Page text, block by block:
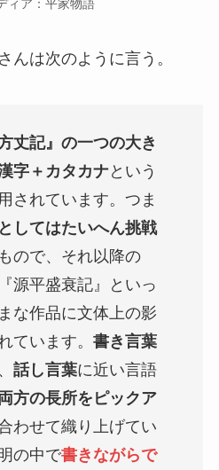
ィア：平家物語
んは次のように言う。
丈記』の一つの大き
字＋カタカナという
されています。つま
してはたいへん挑戦
ので、それ以降の
源平盛衰記』といっ
な作品に文体上の影
ています。 書き言葉
話し言葉に近い言語
方の長所をピックア
わせて織り上げてい
の中で書きながらで